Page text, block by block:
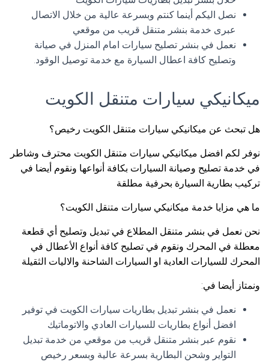
نصل اليكم أينما كنتم وبسرعة عالية من خلال الاتصال
عبرى خدمة بنشر متنقل قريب من موقعي
نعمل في بنشر تصليح سيارات امام المنزل في صيانة
وتصليح كافة اعطال السيارة مع خدمة توصيل الوقود.
ميكانيكي سيارات متنقل الكويت
هل تبحث عن ميكانيكي سيارات متنقل الكويت رخيص؟
نوفر لكم افضل ميكانيكي سيارات متنقل الكويت محترف وشاطر
في خدمة تصليح وصيانة السيارات بكافة أنواعها ونقوم أيضا في
تركيب بطارية السيارة بحرفية مطلقة
ما هي مزايا خدمة ميكانيكي سيارات متنقل الكويت؟
نحن نعمل في بنشر متنقل المطلاع في تبديل وتصليح أي قطعة
معطلة في المحرك ونقوم في تصليح كافة أنواع الأعطال في
المحرك للسيارات العادية او السيارات الشاحنة والاليات الثقيلة
ونمتاز أيضا في:
نعمل في بنشر تبديل بطاريات سيارات الكويت في توفير
افضل أنواع بطاريات للسيارات العادي والاتوماتيك
نقوم عبر بنشر متنقل قريب من موقعي من خدمة تبديل
التواير وشحن البطارية بسرعة عالية وبسعر رخيص